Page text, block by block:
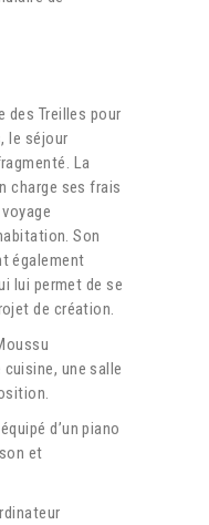
des Treilles pour
le séjour
La
charge ses frais
Son
également
lui permet de se
de création.
une salle
d’un piano
et